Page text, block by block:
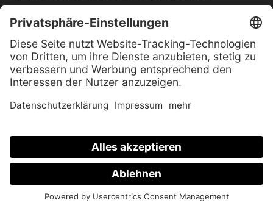
49090 Osnabrück
+49 541 409576-40
service@peicom.com
Richtlinien